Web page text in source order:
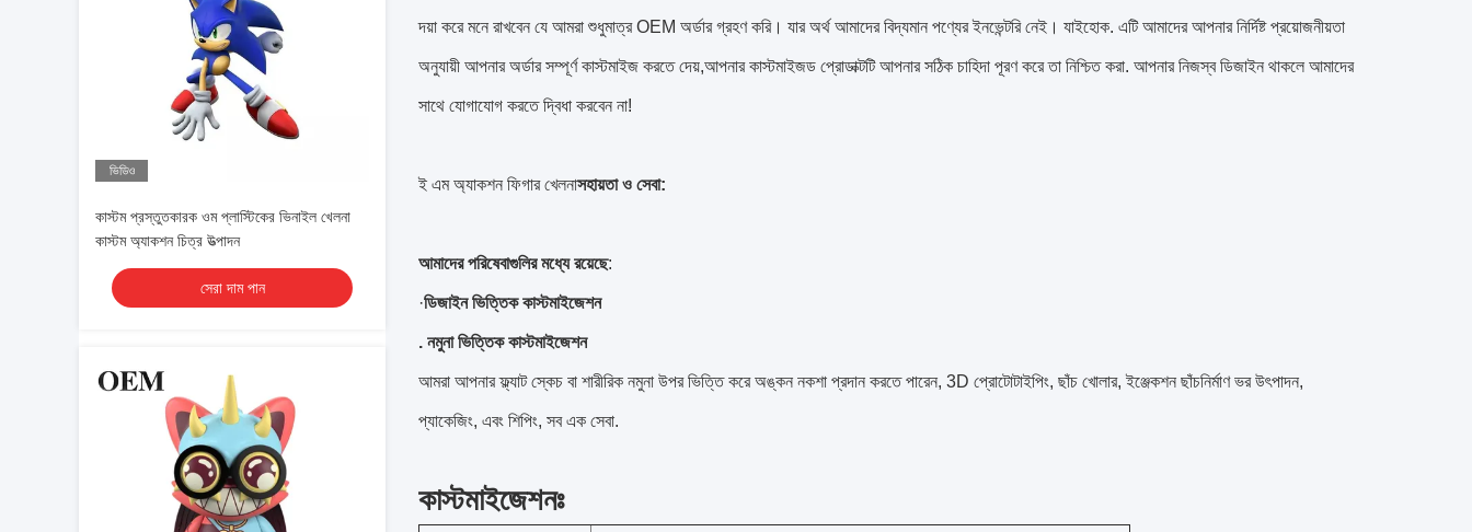
ভিডিও
কাস্টম প্রস্তুতকারক ওম প্লাস্টিকের ভিনাইল খেলনা
কাস্টম অ্যাকশন চিত্র উত্পাদন
সেরা দাম পান
দয়া করে মনে রাখবেন যে আমরা শুধুমাত্র OEM অর্ডার গ্রহণ করি। যার অর্থ আমাদের বিদ্যমান পণ্যের ইনভেন্টরি নেই। যাইহোক. এটি আমাদের আপনার নির্দিষ্ট প্রয়োজনীয়তা
অনুযায়ী আপনার অর্ডার সম্পূর্ণ কাস্টমাইজ করতে দেয়,আপনার কাস্টমাইজড প্রোডাক্টটি আপনার সঠিক চাহিদা পূরণ করে তা নিশ্চিত করা. আপনার নিজস্ব ডিজাইন থাকলে আমাদের
সাথে যোগাযোগ করতে দ্বিধা করবেন না!
ই এম অ্যাকশন ফিগার খেলনাসহায়তা ও সেবা:
আমাদের পরিষেবাগুলির মধ্যে রয়েছে:
·ডিজাইন ভিত্তিক কাস্টমাইজেশন
. নমুনা ভিত্তিক কাস্টমাইজেশন
আমরা আপনার ফ্ল্যাট স্কেচ বা শারীরিক নমুনা উপর ভিত্তি করে অঙ্কন নকশা প্রদান করতে পারেন, 3D প্রোটোটাইপিং, ছাঁচ খোলার, ইঞ্জেকশন ছাঁচনির্মাণ ভর উৎপাদন,
প্যাকেজিং, এবং শিপিং, সব এক সেবা.
কাস্টমাইজেশনঃ